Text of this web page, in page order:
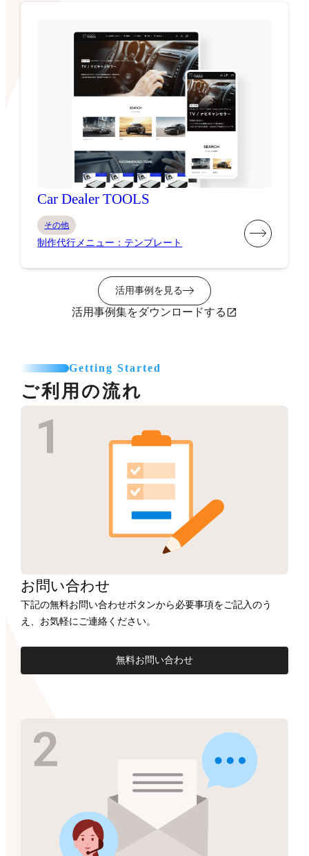
Car Dealer TOOLS
その他
制作代行メニュー：テンプレート
活用事例を見る
活用事例集をダウンロードする
Getting Started
ご利用の流れ
お問い合わせ
下記の無料お問い合わせボタンから必要事項をご記入のう
え、お気軽にご連絡ください。
無料お問い合わせ